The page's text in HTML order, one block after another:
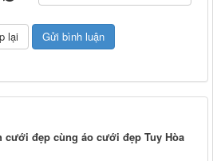
cưới đẹp cùng áo cưới đẹp Tuy Hòa